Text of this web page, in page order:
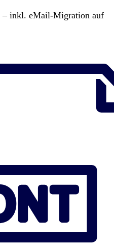
– inkl. eMail-Migration auf